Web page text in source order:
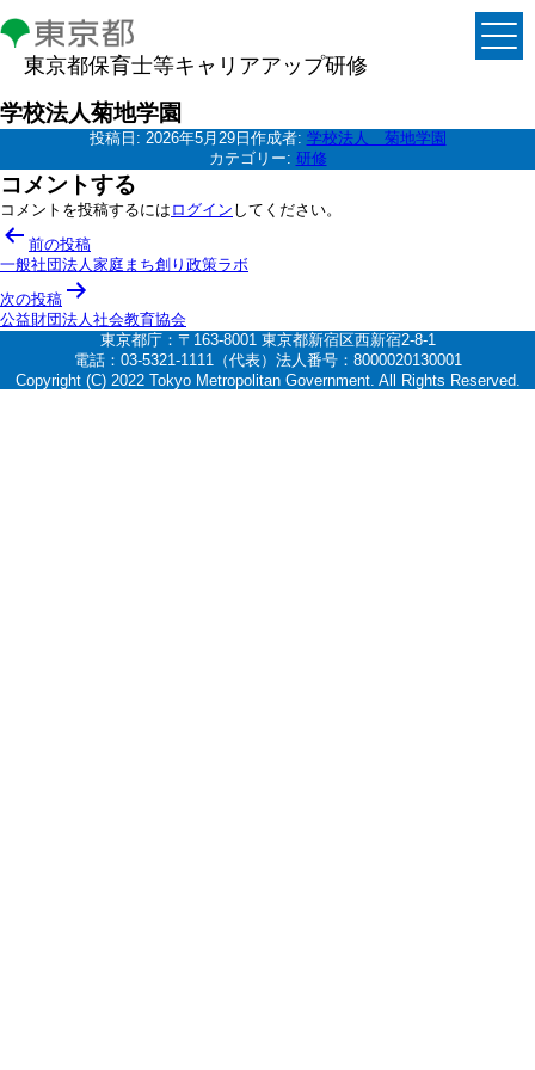
東京都保育士等キャリアアップ研修
学校法人菊地学園
投稿日: 2026年5月29日 作成者: 学校法人 菊地学園
カテゴリー: 研修
コメントする
コメントを投稿するには ログイン してください。
投
稿
ナ
ビ
ー
前の投稿
一般社団法人家庭まち創り政策ラボ
次の投稿
公益財団法人社会教育協会
東京都庁：〒163-8001 東京都新宿区西新宿2-8-1
電話：03-5321-1111（代表）法人番号：8000020130001
Copyright (C) 2022 Tokyo Metropolitan Government. All Rights Reserved.